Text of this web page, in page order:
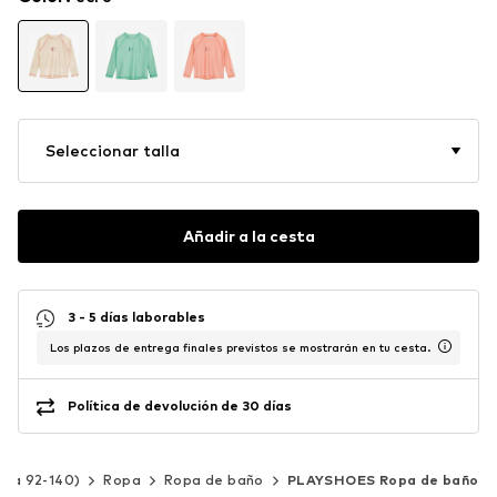
Seleccionar talla
Añadir a la cesta
3 - 5 días laborables
Los plazos de entrega finales previstos se mostrarán en tu cesta.
Política de devolución de 30 días
92-140) Ropa Ropa de baño PLAYSHOES Ropa de baño